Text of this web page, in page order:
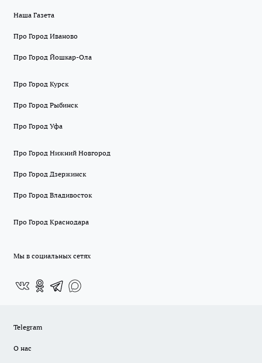
Наша Газета
Про Город Иваново
Про Город Йошкар-Ола
Про Город Курск
Про Город Рыбинск
Про Город Уфа
Про Город Нижний Новгород
Про Город Дзержинск
Про Город Владивосток
Про Город Краснодара
Мы в социальных сетях
Telegram
О нас